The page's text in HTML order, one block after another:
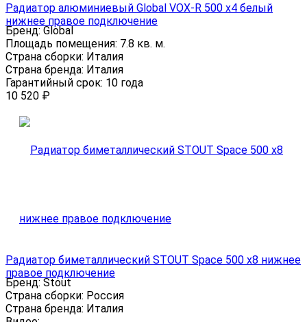
Радиатор алюминиевый Global VOX-R 500 x4 белый
нижнее правое подключение
Бренд:Global
Площадь помещения: 7.8 кв. м.
Страна сборки: Италия
Страна бренда: Италия
Гарантийный срок: 10 года
10 520 ₽
Радиатор биметаллический STOUT Space 500 x8 нижнее
правое подключение
Бренд:Stout
Страна сборки: Россия
Страна бренда: Италия